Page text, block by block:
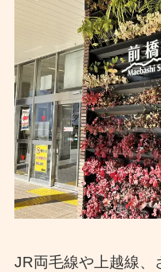
JR両毛線や上越線、